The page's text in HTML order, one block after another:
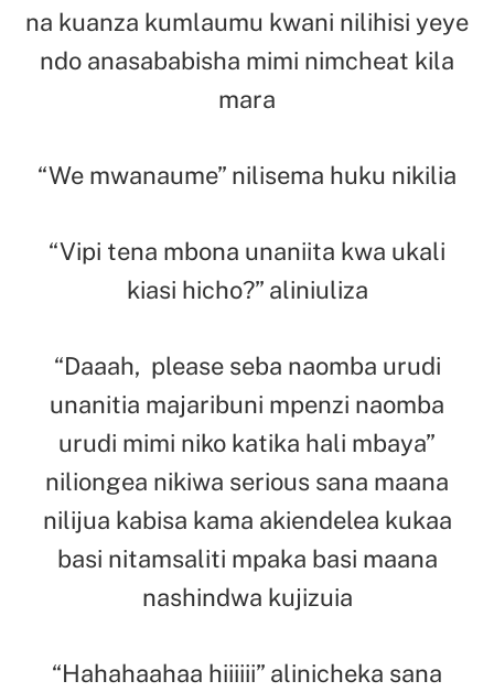
na kuanza kumlaumu kwani nilihisi yeye
ndo anasababisha mimi nimcheat kila
mara
“We mwanaume” nilisema huku nikilia
“Vipi tena mbona unaniita kwa ukali
kiasi hicho?” aliniuliza
“Daaah, please seba naomba urudi
unanitia majaribuni mpenzi naomba
urudi mimi niko katika hali mbaya”
niliongea nikiwa serious sana maana
nilijua kabisa kama akiendelea kukaa
basi nitamsaliti mpaka basi maana
nashindwa kujizuia
“Hahahaahaa hiiiiii” alinicheka sana